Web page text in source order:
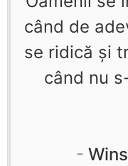
când de
se ridică şi
când nu